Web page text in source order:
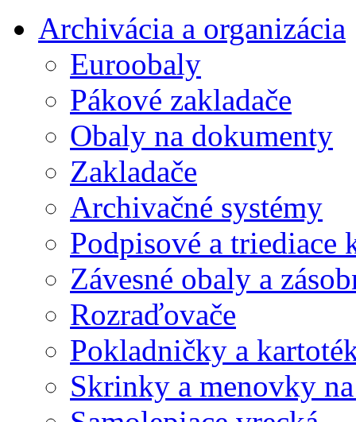
Archivácia a organizácia
Euroobaly
Pákové zakladače
Obaly na dokumenty
Zakladače
Archivačné systémy
Podpisové a triediace
Závesné obaly a
Rozraďovače
Pokladničky a
Skrinky a menovky